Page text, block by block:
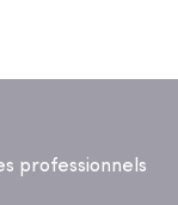
professionnels